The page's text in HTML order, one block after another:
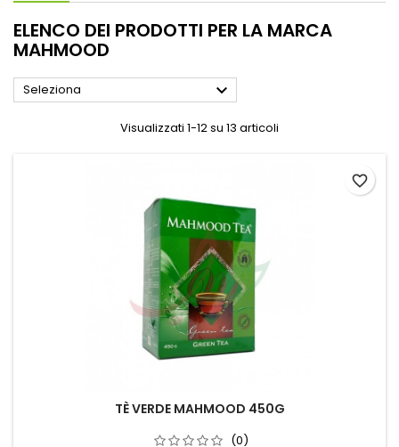
ELENCO DEI PRODOTTI PER LA MARCA
MAHMOOD
Seleziona 
Visualizzati 1-12 su 13 articoli
TÈ VERDE MAHMOOD 450G
(0)
favorite_border